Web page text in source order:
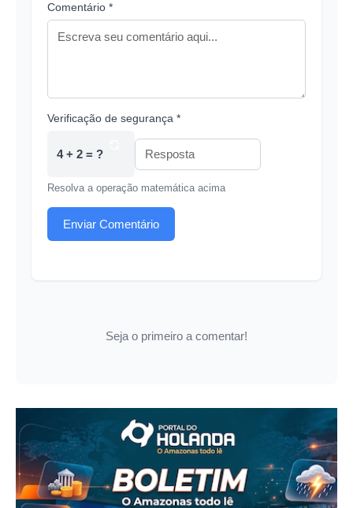
Comentário *
Verificação de segurança *
4 + 2 = ?
Resolva a operação matemática acima
Enviar Comentário
Seja o primeiro a comentar!